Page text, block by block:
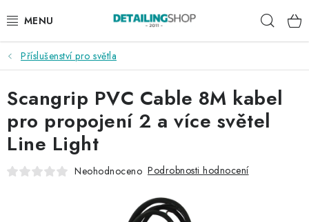
na
AKCE
NOVINKY
EXTERIÉR
INTERIÉR
Příslušenství pro světla
Scangrip PVC Cable 8M kabel
pro propojení 2 a více světel
Line Light
Neohodnoceno Podrobnosti hodnocení